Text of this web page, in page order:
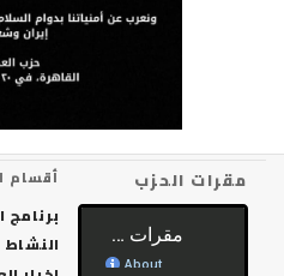
الحزب أقسام الحزب
برنامج الحزب
النشاط